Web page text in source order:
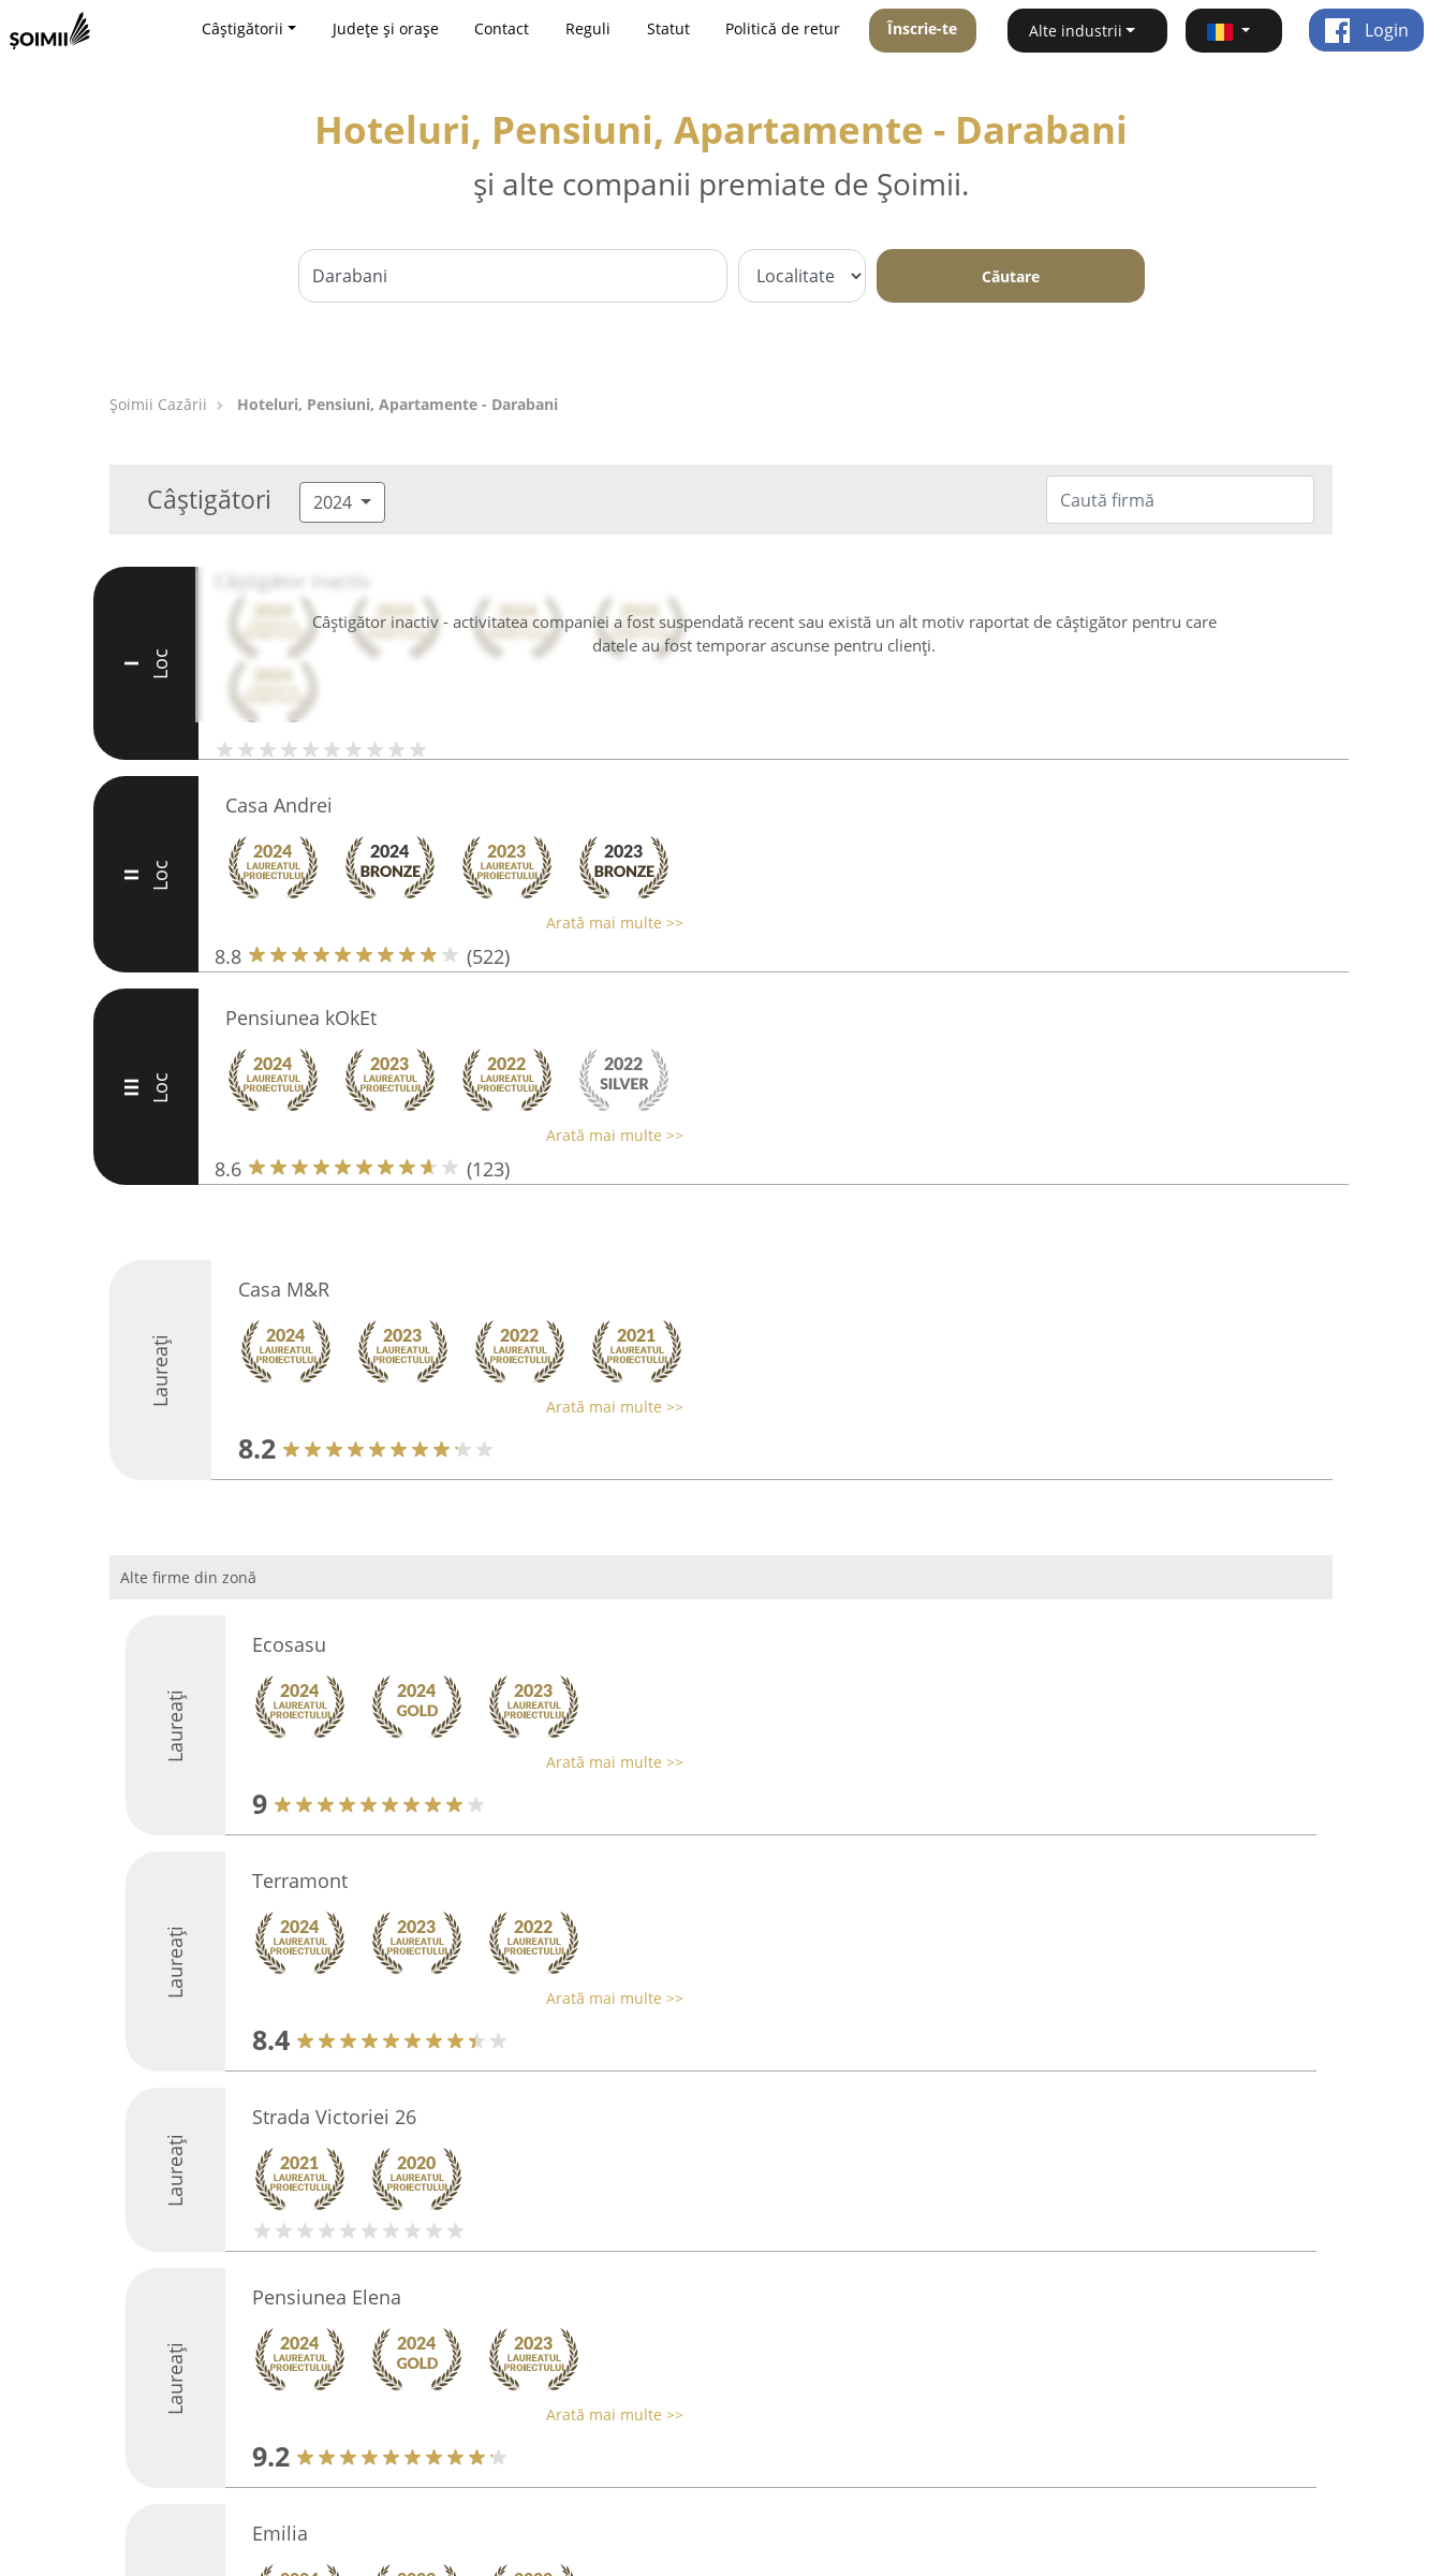
Câștigătorii Județe și orașe Contact Reguli Statut Politică de retur Înscrie-te Alte industrii Login
Hoteluri, Pensiuni, Apartamente - Darabani
și alte companii premiate de Șoimii.
Căutare
Șoimii Cazării Hoteluri, Pensiuni, Apartamente - Darabani
Câștigători 2024
Câștigător inactiv - activitatea companiei a fost suspendată recent sau există un alt motiv raportat de câștigător pentru care
datele au fost temporar ascunse pentru clienți.
I Loc
Câștigător inactiv
II Loc
Casa Andrei
Arată mai multe >>
8.8 (522)
III Loc
Pensiunea kOkEt
Arată mai multe >>
8.6 (123)
Laureați
Casa M&R
Arată mai multe >>
8.2
Alte firme din zonă
Laureați
Ecosasu
Arată mai multe >>
9
Laureați
Terramont
Arată mai multe >>
8.4
Laureați
Strada Victoriei 26
Laureați
Pensiunea Elena
Arată mai multe >>
9.2
Emilia